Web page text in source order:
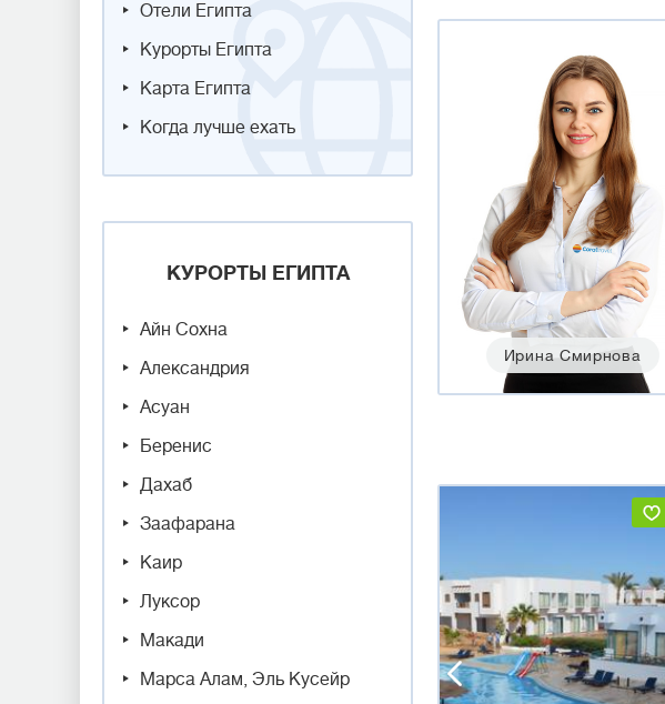
Отели Египта
Курорты Египта
Карта Египта
Когда лучше ехать
КУРОРТЫ ЕГИПТА
Айн Сохна
Александрия
Асуан
Беренис
Дахаб
Заафарана
Каир
Луксор
Макади
Марса Алам, Эль Кусейр
Ирина Смирнова